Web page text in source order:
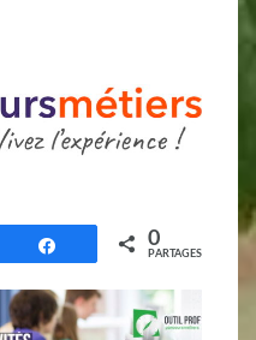
Partagez 0
PARTAGES